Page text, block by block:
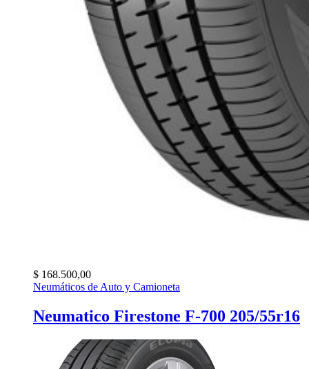
$ 168.500,00
Neumáticos de Auto y Camioneta
Neumatico Firestone F-700 205/55r16